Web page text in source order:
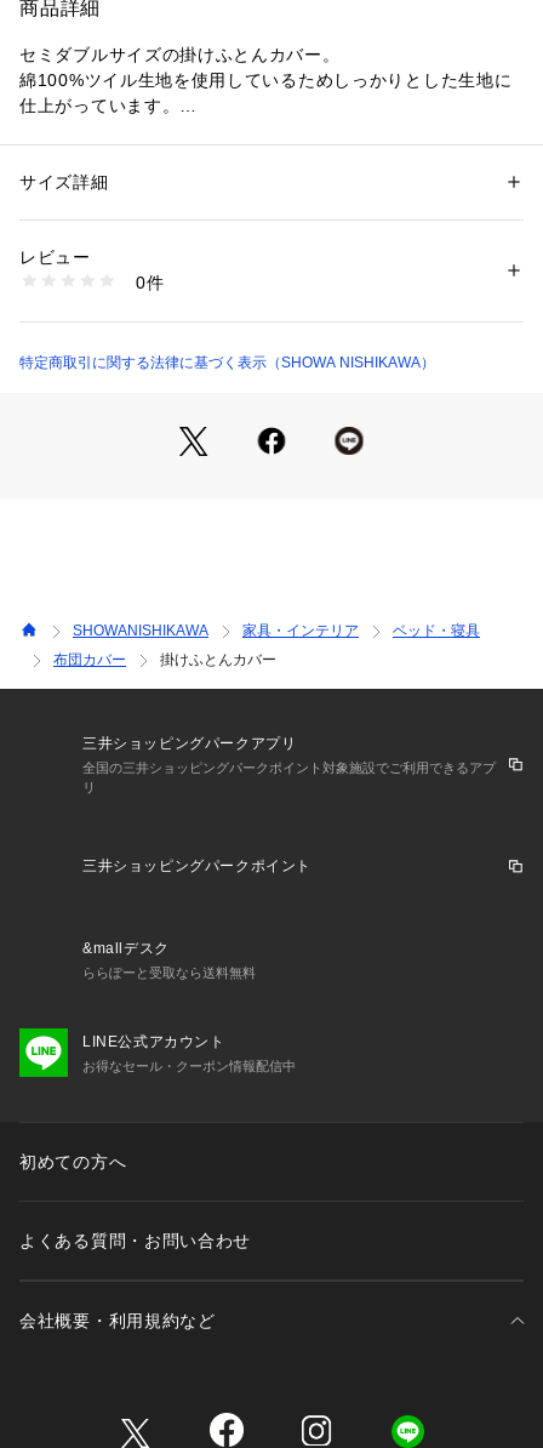
商品詳細
セミダブルサイズの掛けふとんカバー。
綿100%ツイル生地を使用しているためしっかりとした生地に
仕上がっています。
性別：レディース
素材：綿100%
商品番号：
2240157785 （ショップ）
サイズ詳細
レビュー
0件
特定商取引に関する法律に基づく表示（SHOWA NISHIKAWA）
SHOWANISHIKAWA 家具・インテリア
ベッド・寝具
布団カバー
掛けふとんカバー
三井ショッピングパークアプリ
全国の三井ショッピングパークポイント対象施設でご利用できるアプ
リ
三井ショッピングパークポイント
&mallデスク
ららぽーと受取なら送料無料
LINE公式アカウント
お得なセール・クーポン情報配信中
初めての方へ
よくある質問・お問い合わせ
会社概要・利用規約など